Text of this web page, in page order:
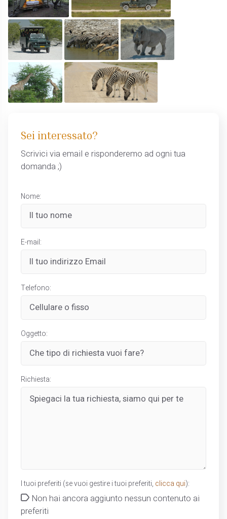
Sei interessato?
Scrivici via email e risponderemo ad ogni tua
domanda ;)
Nome:
E-mail:
Telefono:
Oggetto:
Richiesta:
I tuoi preferiti (se vuoi gestire i tuoi preferiti, clicca qui):
Non hai ancora aggiunto nessun contenuto ai
preferiti